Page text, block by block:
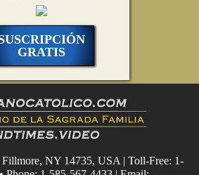
GRATIS
Fillmore, NY 14735, USA | Toll-Free: 1-